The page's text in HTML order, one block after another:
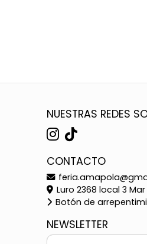
NUESTRAS REDES
CONTACTO
Luro 2368 local 3
Botón de
NEWSLETTER